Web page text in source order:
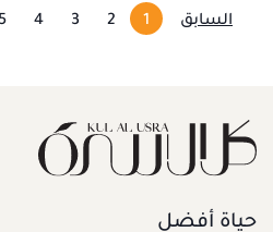
السابق 1
2
3
4
5
حياة أفضل